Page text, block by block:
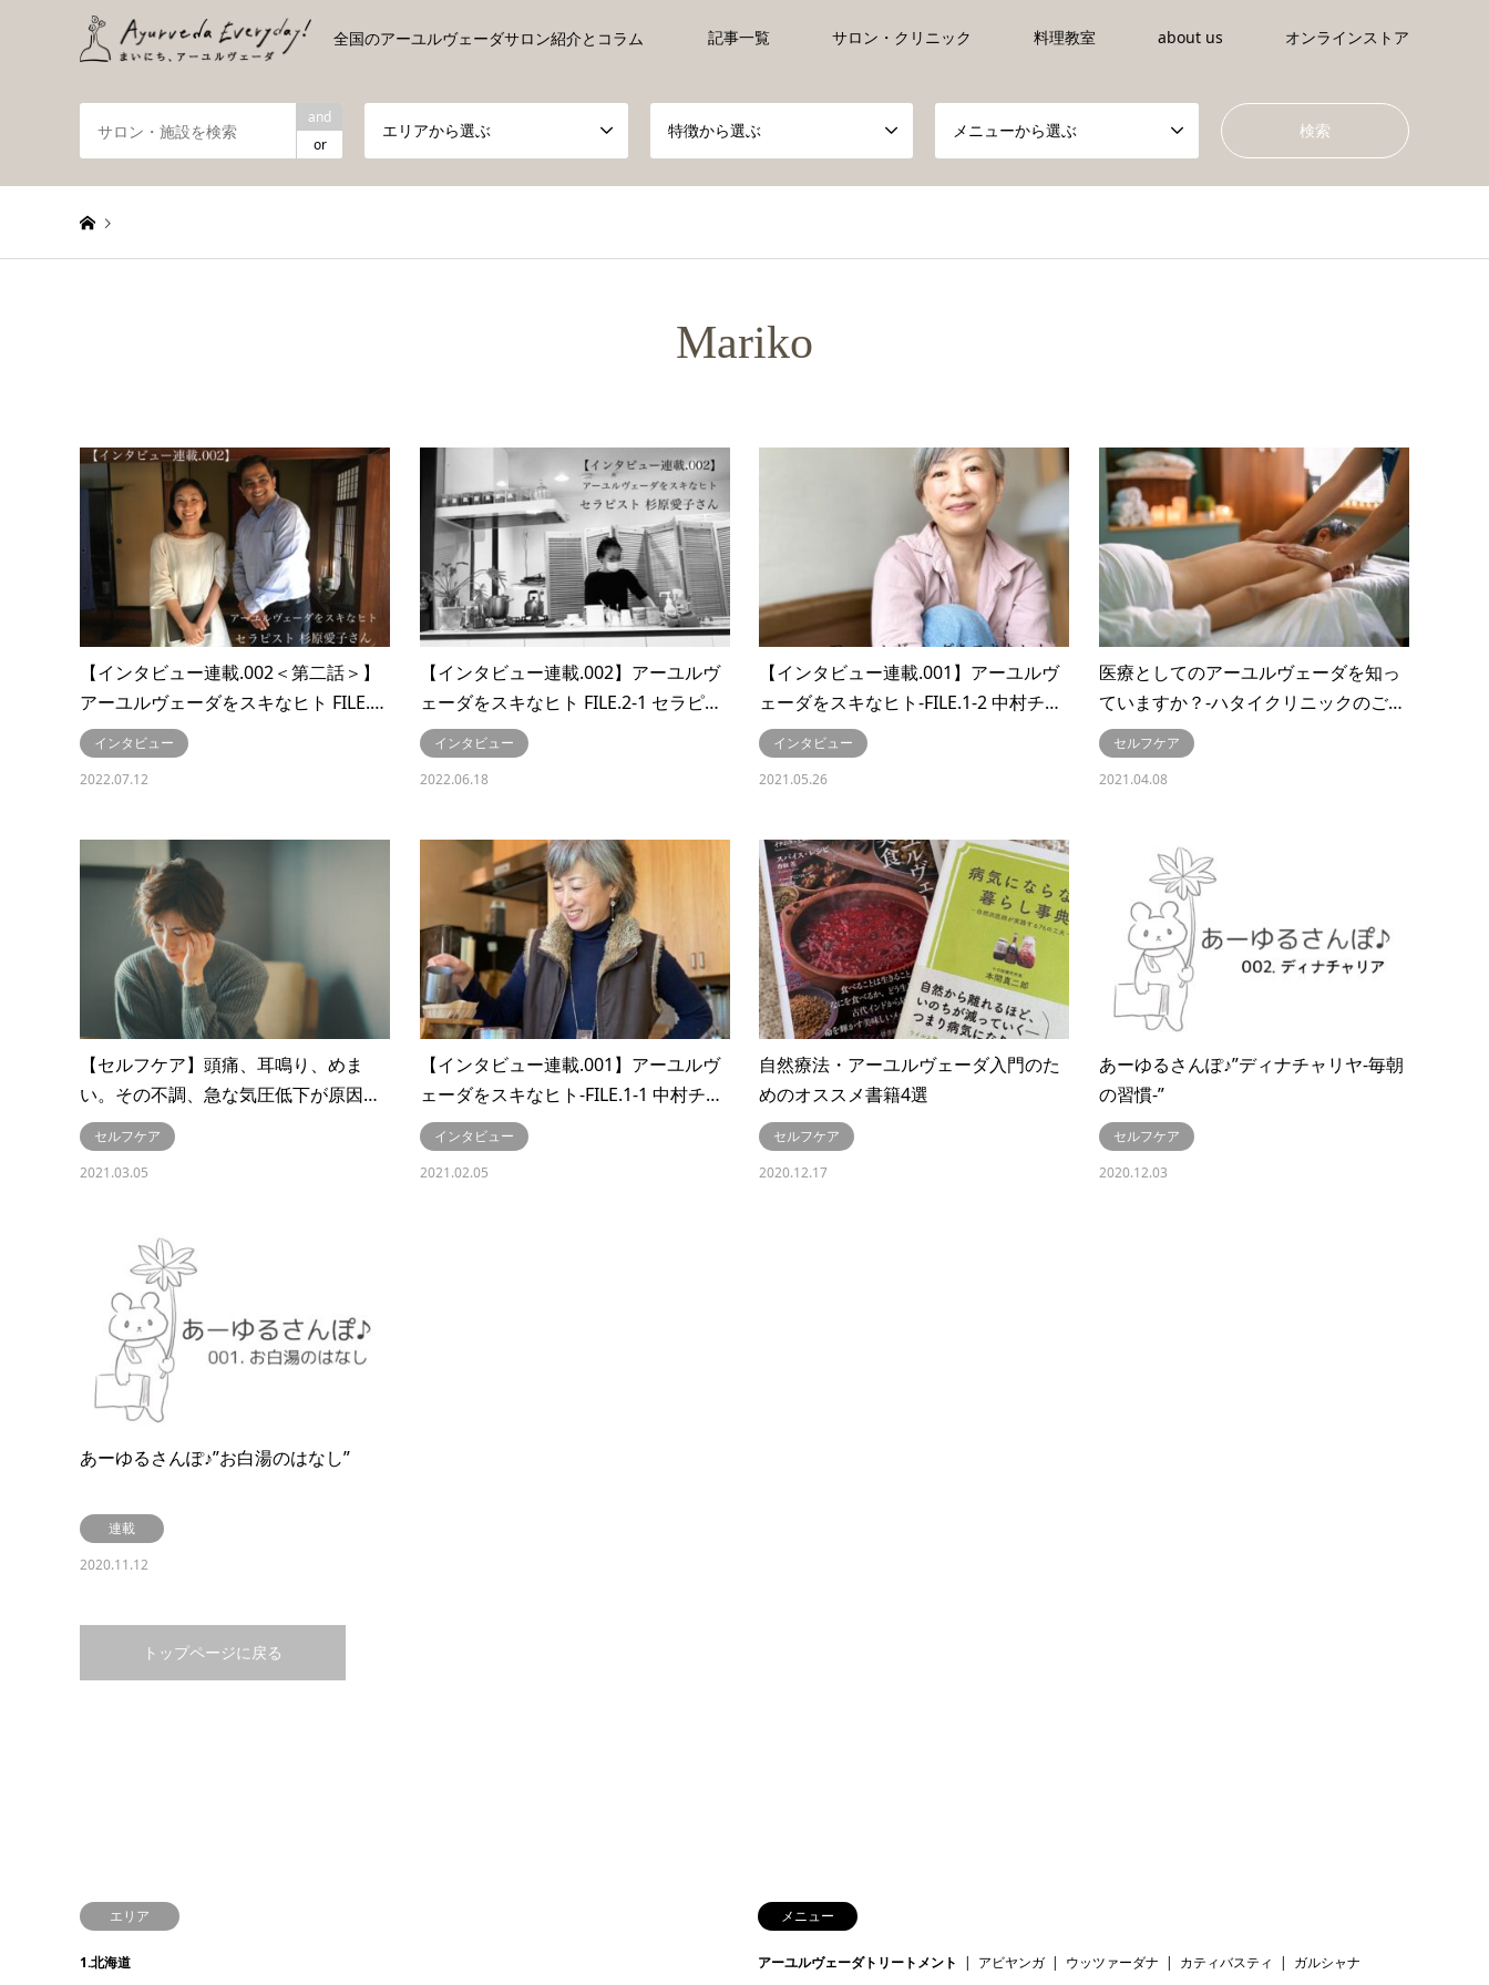
全国のアーユルヴェーダサロン紹介とコラム 記事一覧 サロン・クリニック 料理教室 about us オンラインストア
and
or
エリアから選ぶ 特徴から選ぶ メニューから選ぶ
Warning: Attempt to read property "display_name" on null in/home/xs527233/ayurveda-everyday.jp/public_html/wp-content/themes/gensen_tcd050/breadcrumb.php on line 66
Mariko
【インタビュー連載.002＜第二話＞】
アーユルヴェーダをスキなヒト FILE.…
インタビュー
2022.07.12
【インタビュー連載.002】アーユルヴ
ェーダをスキなヒト FILE.2-1 セラピ…
インタビュー
2022.06.18
【インタビュー連載.001】アーユルヴ
ェーダをスキなヒト-FILE.1-2 中村チ…
インタビュー
2021.05.26
医療としてのアーユルヴェーダを知っ
ていますか？-ハタイクリニックのご…
セルフケア
2021.04.08
【セルフケア】頭痛、耳鳴り、めま
い。その不調、急な気圧低下が原因…
セルフケア
2021.03.05
【インタビュー連載.001】アーユルヴ
ェーダをスキなヒト-FILE.1-1 中村チ…
インタビュー
2021.02.05
自然療法・アーユルヴェーダ入門のた
めのオススメ書籍4選
セルフケア
2020.12.17
あーゆるさんぽ♪”ディナチャリヤ-毎朝
の習慣-”
セルフケア
2020.12.03
あーゆるさんぽ♪”お白湯のはなし”
連載
2020.11.12
トップページに戻る
エリア
1.北海道
メニュー
アーユルヴェーダトリートメント アビヤンガ ウッツァーダナ カティバスティ
ガルシャナ